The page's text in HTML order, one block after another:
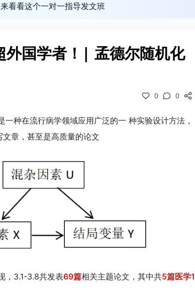
看看这个一对一指导发文班
外国学者！| 孟德尔随机化
0 0
种在流行病学领域应用广泛的一 种实验设计方法，
章，甚至是高质量的论文
，3.1-3.8共发表69篇相关主题论文，其中共5篇医学1